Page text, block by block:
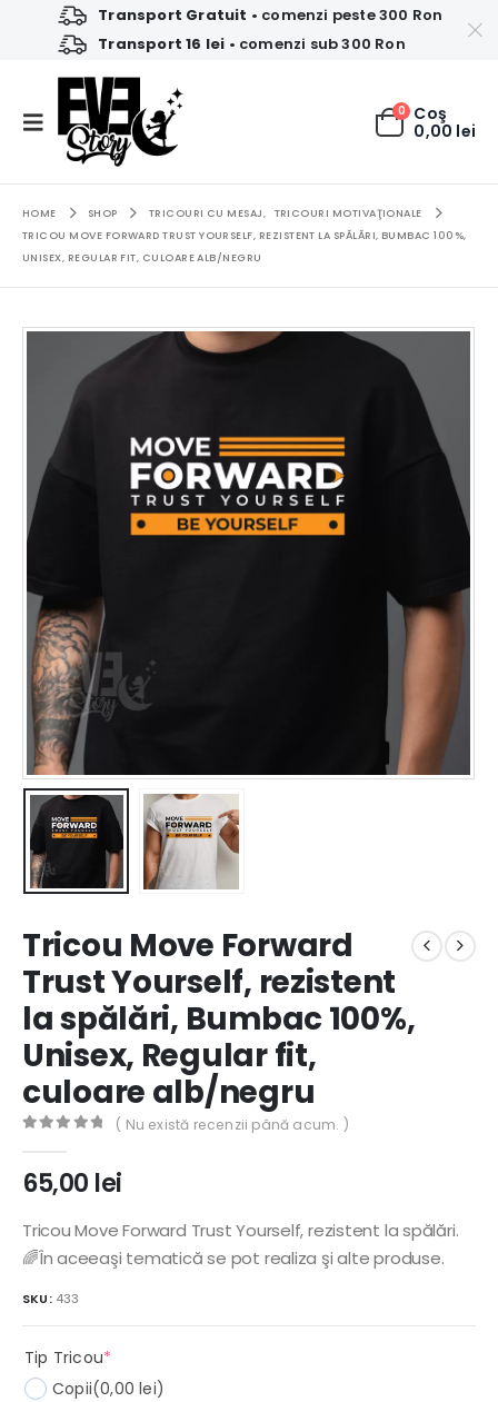
Transport Gratuit • comenzi peste 300 Ron
Transport 16 lei • comenzi sub 300 Ron
0 Coş
0,00 lei
HOME SHOP TRICOURI CU MESAJ,
TRICOURI MOTIVAŢIONALE
TRICOU MOVE FORWARD TRUST YOURSELF, REZISTENT LA SPĂLĂRI, BUMBAC 100%,
UNISEX, REGULAR FIT, CULOARE ALB/NEGRU
Tricou Move Forward
Trust Yourself, rezistent
la spălări, Bumbac 100%,
Unisex, Regular fit,
culoare alb/negru
( Nu există recenzii până acum. )
65,00 lei
Tricou Move Forward Trust Yourself, rezistent la spălări.
🌈În aceeaşi tematică se pot realiza şi alte produse.
SKU: 433
Tip Tricou*
Copii(0,00 lei)